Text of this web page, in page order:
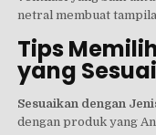
netral membuat
Tips
yang
Sesuaikan dengan
dengan produk yang